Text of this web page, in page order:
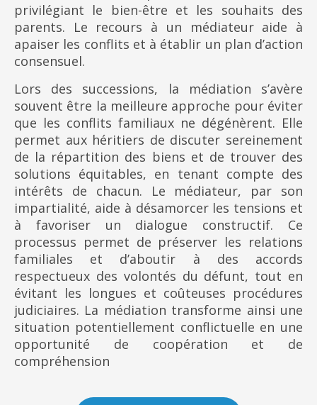
privilégiant le bien-être et les souhaits des
parents. Le recours à un médiateur aide à
apaiser les conflits et à établir un plan d’action
consensuel.
Lors des successions, la médiation s’avère
souvent être la meilleure approche pour éviter
que les conflits familiaux ne dégénèrent. Elle
permet aux héritiers de discuter sereinement
de la répartition des biens et de trouver des
solutions équitables, en tenant compte des
intérêts de chacun. Le médiateur, par son
impartialité, aide à désamorcer les tensions et
à favoriser un dialogue constructif. Ce
processus permet de préserver les relations
familiales et d’aboutir à des accords
respectueux des volontés du défunt, tout en
évitant les longues et coûteuses procédures
judiciaires. La médiation transforme ainsi une
situation potentiellement conflictuelle en une
opportunité de coopération et de
compréhension